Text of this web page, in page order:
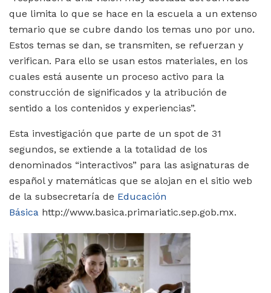
que limita lo que se hace en la escuela a un extenso
temario que se cubre dando los temas uno por uno.
Estos temas se dan, se transmiten, se refuerzan y
verifican. Para ello se usan estos materiales, en los
cuales está ausente un proceso activo para la
construcción de significados y la atribución de
sentido a los contenidos y experiencias”.
Esta investigación que parte de un spot de 31
segundos, se extiende a la totalidad de los
denominados “interactivos” para las asignaturas de
español y matemáticas que se alojan en el sitio web
de la subsecretaría de Educación
Básica http://www.basica.primariatic.sep.gob.mx.